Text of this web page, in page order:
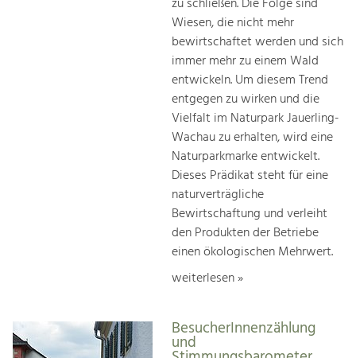
Wiesen, die nicht mehr
bewirtschaftet werden und sich
immer mehr zu einem Wald
entwickeln. Um diesem Trend
entgegen zu wirken und die
Vielfalt im Naturpark Jauerling-
Wachau zu erhalten, wird eine
Naturparkmarke entwickelt.
Dieses Prädikat steht für eine
naturverträgliche
Bewirtschaftung und verleiht
den Produkten der Betriebe
einen ökologischen Mehrwert.
weiterlesen »
BesucherInnenzählung
und